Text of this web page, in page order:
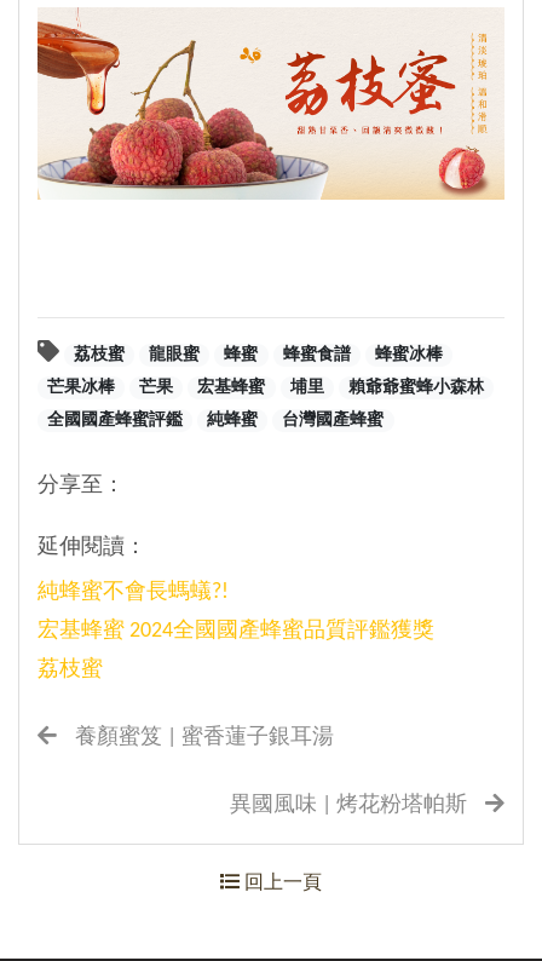
荔枝蜜 龍眼蜜 蜂蜜 蜂蜜食譜 蜂蜜冰棒
芒果冰棒 芒果 宏基蜂蜜 埔里 賴爺爺蜜蜂小森林
全國國產蜂蜜評鑑 純蜂蜜 台灣國產蜂蜜
分享至：
延伸閱讀：
純蜂蜜不會長螞蟻?!
宏基蜂蜜 2024全國國產蜂蜜品質評鑑獲獎
荔枝蜜
養顏蜜笈 | 蜜香蓮子銀耳湯
異國風味 | 烤花粉塔帕斯
回上一頁